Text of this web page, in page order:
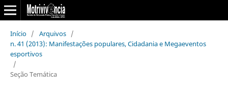
Início / Arquivos /
n. 41 (2013): Manifestações populares, Cidadania e Megaeventos
esportivos
/
Seção Temática